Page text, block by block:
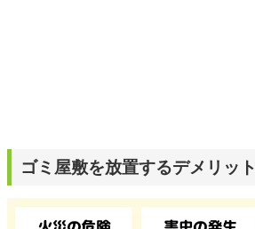
ゴミ屋敷を放置するデメリット